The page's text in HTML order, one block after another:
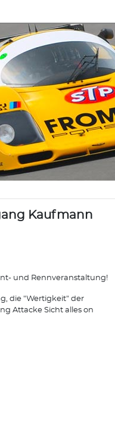
Kaufmann
und Rennveranstaltung!
die "Wertigkeit" der
Attacke Sicht alles on